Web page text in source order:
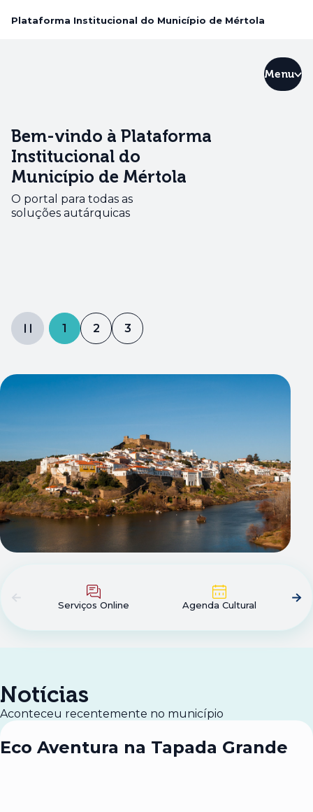
Plataforma Institucional do Município de Mértola
Menu
Bem-vindo à Plataforma
Institucional do
Município de Mértola
O portal para todas as
soluções autárquicas
1 2 3
Serviços OnlineAbre num novo separador
Agenda Cultural
Notícias
Aconteceu recentemente no município
Eco Aventura na Tapada Grande